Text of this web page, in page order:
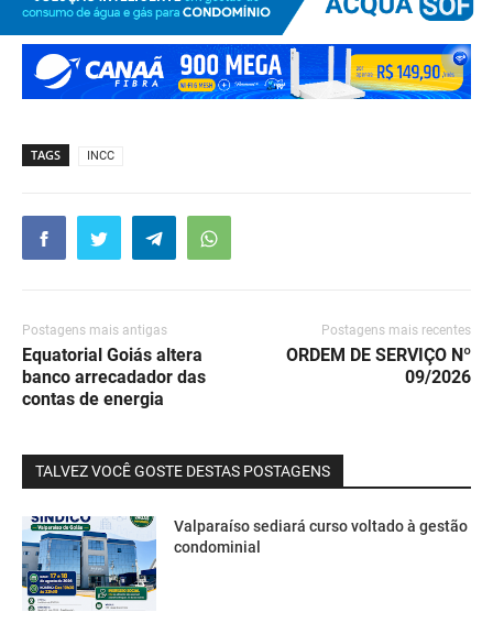
TAGS INCC
Postagens mais antigas
Equatorial Goiás altera
banco arrecadador das
contas de energia
Postagens mais recentes
ORDEM DE SERVIÇO Nº
09/2026
TALVEZ VOCÊ GOSTE DESTAS POSTAGENS
Valparaíso sediará curso voltado à gestão
condominial